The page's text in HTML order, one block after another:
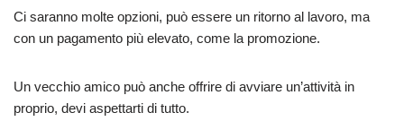
Ci saranno molte opzioni, può essere un ritorno al lavoro, ma
con un pagamento più elevato, come la promozione.
Un vecchio amico può anche offrire di avviare un’attività in
proprio, devi aspettarti di tutto.